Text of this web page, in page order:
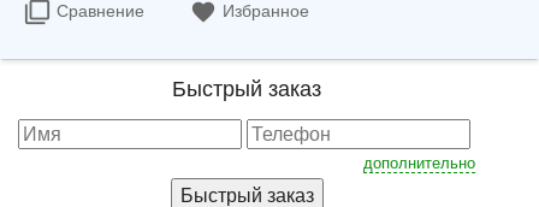
Сравнение Избранное
Быстрый заказ
дополнительно